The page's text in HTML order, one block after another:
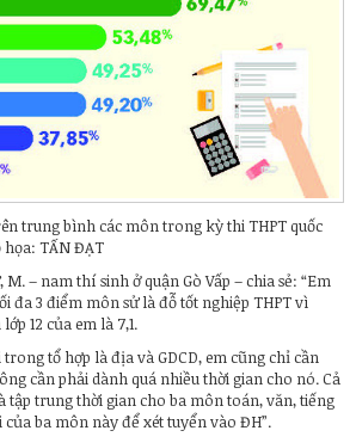
trung bình các môn trong kỳ thi THPT quốc
họa: TẤN ĐẠT
– nam thí sinh ở quận Gò Vấp – chia sẻ: “Em
đa 3 điểm môn sử là đỗ tốt nghiệp THPT vì
12 của em là 7,1.
tổ hợp là địa và GDCD, em cũng chỉ cần
cần phải dành quá nhiều thời gian cho nó. Cả
tập trung thời gian cho ba môn toán, văn, tiếng
ba môn này để xét tuyển vào ĐH”.